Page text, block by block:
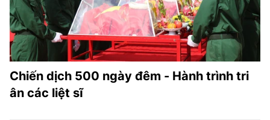
Chiến dịch 500 ngày đêm - Hành trình tri
ân các liệt sĩ